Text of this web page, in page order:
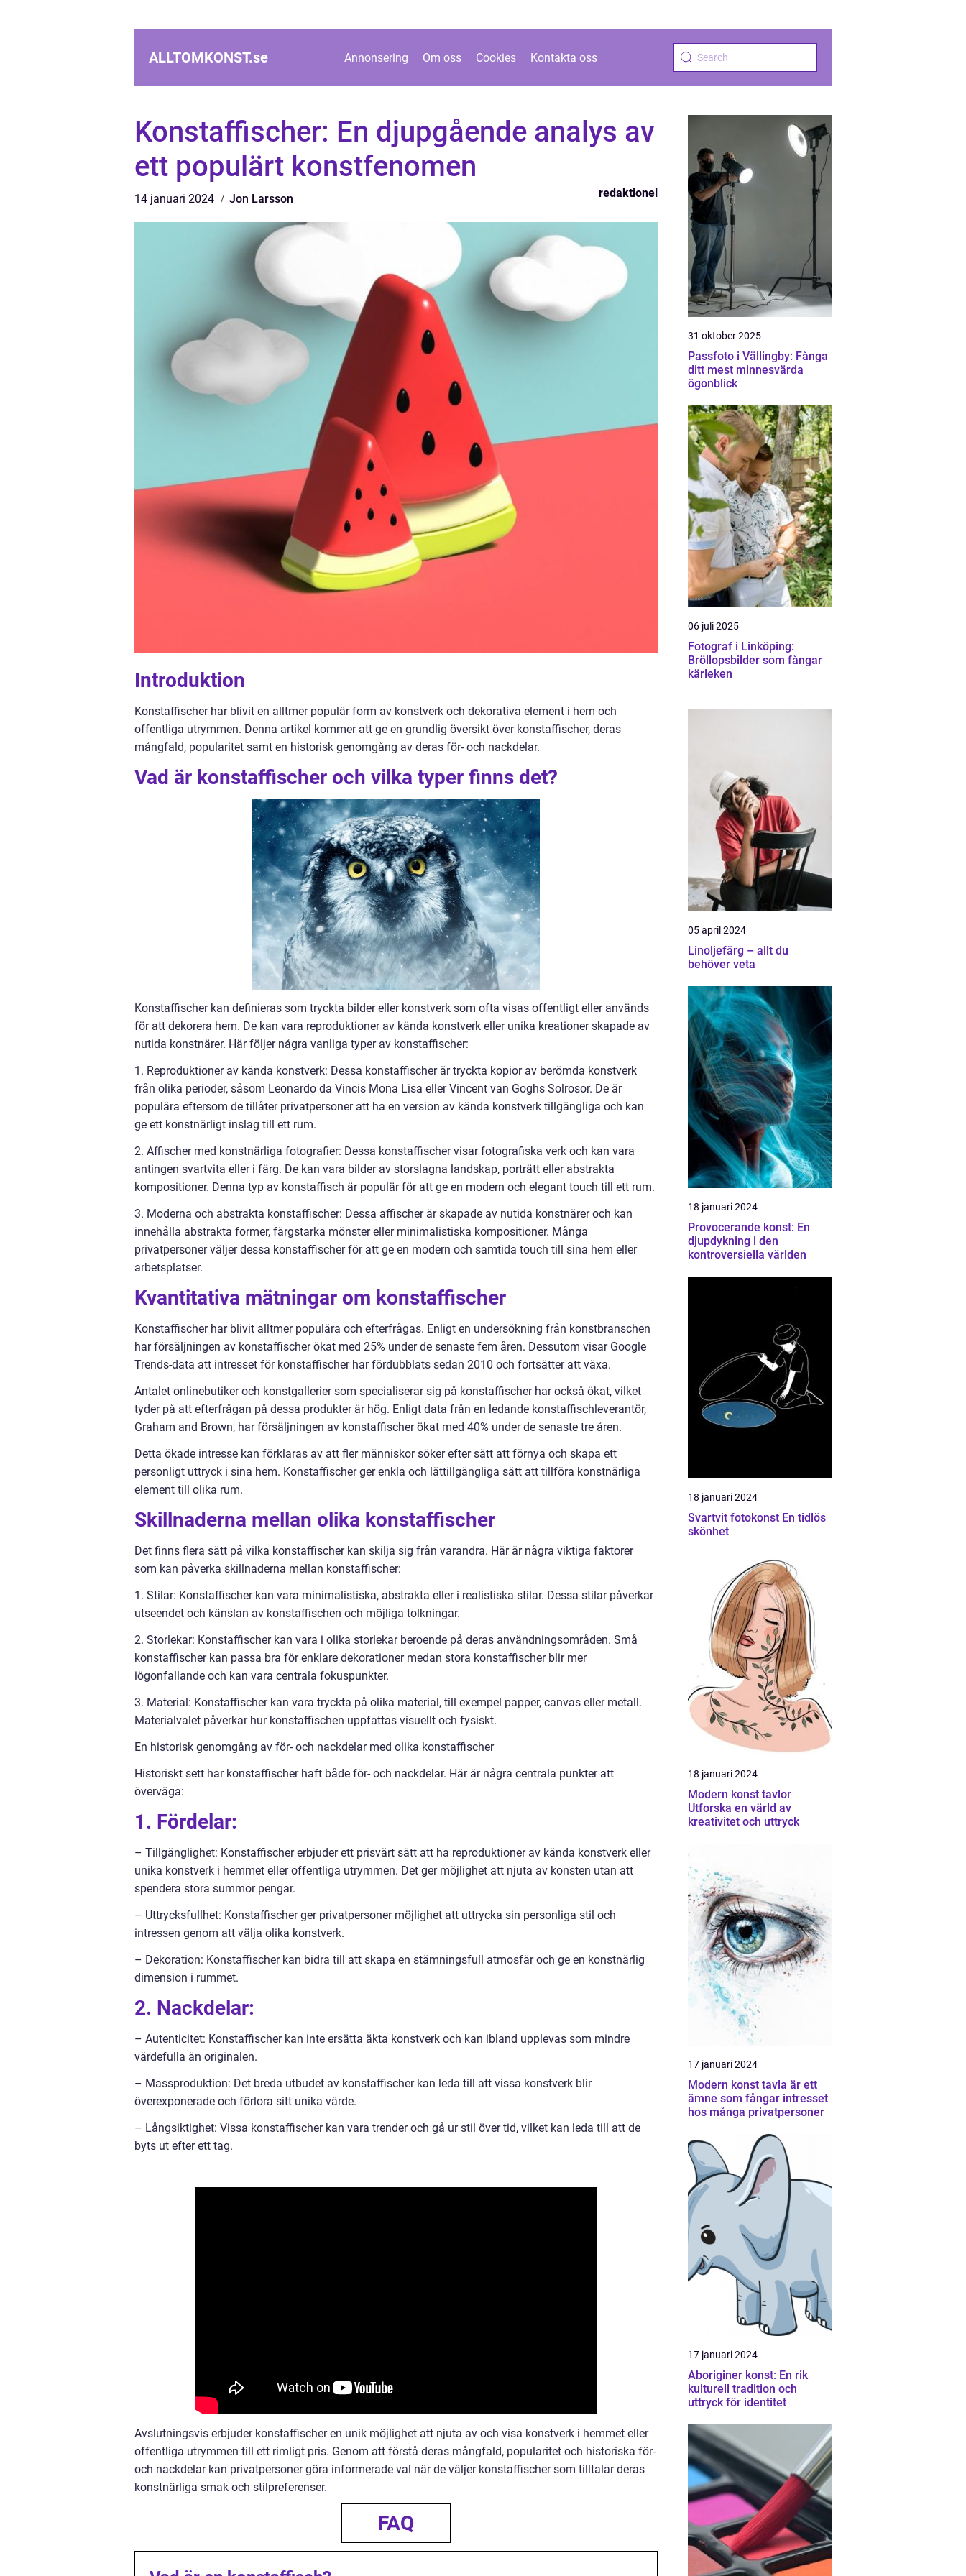
ALLTOMKONST.se Annonsering Om oss Cookies Kontakta oss
Konstaffischer: En djupgående analys av
ett populärt konstfenomen
14 januari 2024 Jon Larsson redaktionel
Introduktion
Konstaffischer har blivit en alltmer populär form av konstverk och dekorativa element i hem och
offentliga utrymmen. Denna artikel kommer att ge en grundlig översikt över konstaffischer, deras
mångfald, popularitet samt en historisk genomgång av deras för- och nackdelar.
Vad är konstaffischer och vilka typer finns det?
Konstaffischer kan definieras som tryckta bilder eller konstverk som ofta visas offentligt eller används
för att dekorera hem. De kan vara reproduktioner av kända konstverk eller unika kreationer skapade av
nutida konstnärer. Här följer några vanliga typer av konstaffischer:
1. Reproduktioner av kända konstverk: Dessa konstaffischer är tryckta kopior av berömda konstverk
från olika perioder, såsom Leonardo da Vincis Mona Lisa eller Vincent van Goghs Solrosor. De är
populära eftersom de tillåter privatpersoner att ha en version av kända konstverk tillgängliga och kan
ge ett konstnärligt inslag till ett rum.
2. Affischer med konstnärliga fotografier: Dessa konstaffischer visar fotografiska verk och kan vara
antingen svartvita eller i färg. De kan vara bilder av storslagna landskap, porträtt eller abstrakta
kompositioner. Denna typ av konstaffisch är populär för att ge en modern och elegant touch till ett rum.
3. Moderna och abstrakta konstaffischer: Dessa affischer är skapade av nutida konstnärer och kan
innehålla abstrakta former, färgstarka mönster eller minimalistiska kompositioner. Många
privatpersoner väljer dessa konstaffischer för att ge en modern och samtida touch till sina hem eller
arbetsplatser.
Kvantitativa mätningar om konstaffischer
Konstaffischer har blivit alltmer populära och efterfrågas. Enligt en undersökning från konstbranschen
har försäljningen av konstaffischer ökat med 25% under de senaste fem åren. Dessutom visar Google
Trends-data att intresset för konstaffischer har fördubblats sedan 2010 och fortsätter att växa.
Antalet onlinebutiker och konstgallerier som specialiserar sig på konstaffischer har också ökat, vilket
tyder på att efterfrågan på dessa produkter är hög. Enligt data från en ledande konstaffischleverantör,
Graham and Brown, har försäljningen av konstaffischer ökat med 40% under de senaste tre åren.
Detta ökade intresse kan förklaras av att fler människor söker efter sätt att förnya och skapa ett
personligt uttryck i sina hem. Konstaffischer ger enkla och lättillgängliga sätt att tillföra konstnärliga
element till olika rum.
Skillnaderna mellan olika konstaffischer
Det finns flera sätt på vilka konstaffischer kan skilja sig från varandra. Här är några viktiga faktorer
som kan påverka skillnaderna mellan konstaffischer:
1. Stilar: Konstaffischer kan vara minimalistiska, abstrakta eller i realistiska stilar. Dessa stilar påverkar
utseendet och känslan av konstaffischen och möjliga tolkningar.
2. Storlekar: Konstaffischer kan vara i olika storlekar beroende på deras användningsområden. Små
konstaffischer kan passa bra för enklare dekorationer medan stora konstaffischer blir mer
iögonfallande och kan vara centrala fokuspunkter.
3. Material: Konstaffischer kan vara tryckta på olika material, till exempel papper, canvas eller metall.
Materialvalet påverkar hur konstaffischen uppfattas visuellt och fysiskt.
En historisk genomgång av för- och nackdelar med olika konstaffischer
Historiskt sett har konstaffischer haft både för- och nackdelar. Här är några centrala punkter att
överväga:
1. Fördelar:
– Tillgänglighet: Konstaffischer erbjuder ett prisvärt sätt att ha reproduktioner av kända konstverk eller
unika konstverk i hemmet eller offentliga utrymmen. Det ger möjlighet att njuta av konsten utan att
spendera stora summor pengar.
– Uttrycksfullhet: Konstaffischer ger privatpersoner möjlighet att uttrycka sin personliga stil och
intressen genom att välja olika konstverk.
– Dekoration: Konstaffischer kan bidra till att skapa en stämningsfull atmosfär och ge en konstnärlig
dimension i rummet.
2. Nackdelar:
– Autenticitet: Konstaffischer kan inte ersätta äkta konstverk och kan ibland upplevas som mindre
värdefulla än originalen.
– Massproduktion: Det breda utbudet av konstaffischer kan leda till att vissa konstverk blir
överexponerade och förlora sitt unika värde.
– Långsiktighet: Vissa konstaffischer kan vara trender och gå ur stil över tid, vilket kan leda till att de
byts ut efter ett tag.
Avslutningsvis erbjuder konstaffischer en unik möjlighet att njuta av och visa konstverk i hemmet eller
offentliga utrymmen till ett rimligt pris. Genom att förstå deras mångfald, popularitet och historiska för-
och nackdelar kan privatpersoner göra informerade val när de väljer konstaffischer som tilltalar deras
konstnärliga smak och stilpreferenser.
FAQ
31 oktober 2025
Passfoto i Vällingby: Fånga
ditt mest minnesvärda
ögonblick
06 juli 2025
Fotograf i Linköping:
Bröllopsbilder som fångar
kärleken
05 april 2024
Linoljefärg – allt du
behöver veta
18 januari 2024
Provocerande konst: En
djupdykning i den
kontroversiella världen
18 januari 2024
Svartvit fotokonst En tidlös
skönhet
18 januari 2024
Modern konst tavlor
Utforska en värld av
kreativitet och uttryck
17 januari 2024
Modern konst tavla är ett
ämne som fångar intresset
hos många privatpersoner
17 januari 2024
Aboriginer konst: En rik
kulturell tradition och
uttryck för identitet